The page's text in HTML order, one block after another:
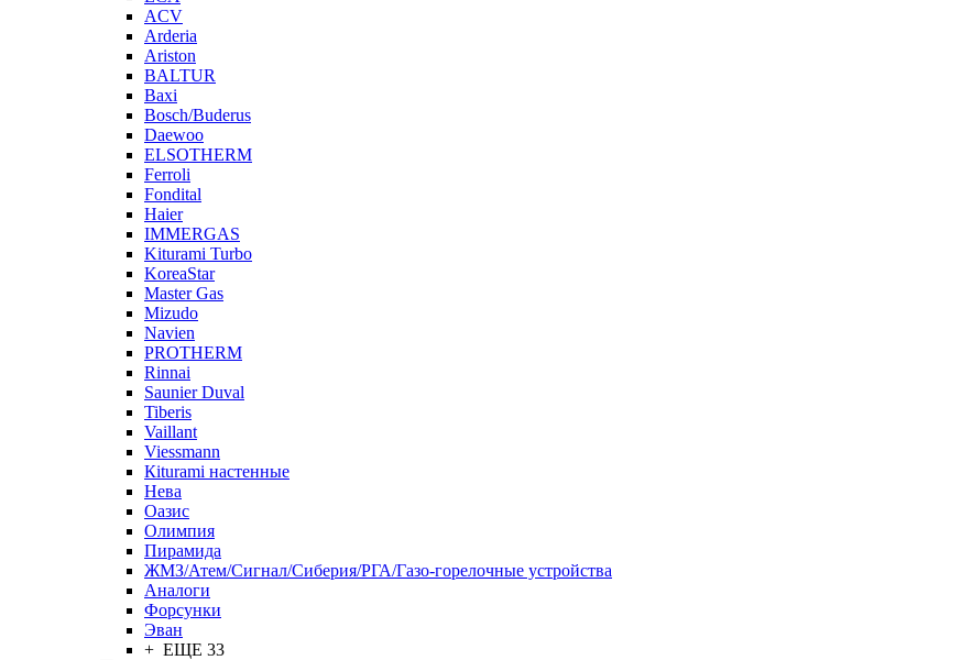
ACV
Arderia
Ariston
BALTUR
Baxi
Bosch/Buderus
Daewoo
ELSOTHERM
Ferroli
Fondital
Haier
IMMERGAS
Kiturami Turbo
KoreaStar
Master Gas
Mizudo
Navien
PROTHERM
Rinnai
Saunier Duval
Tiberis
Vaillant
Viessmann
Кiturami настенные
Нева
Оазис
Олимпия
Пирамида
ЖМЗ/Атем/Сигнал/Сиберия/РГА/Газо-горелочные устройства
Aналоги
Форсунки
Эван
+ ЕЩЕ 33